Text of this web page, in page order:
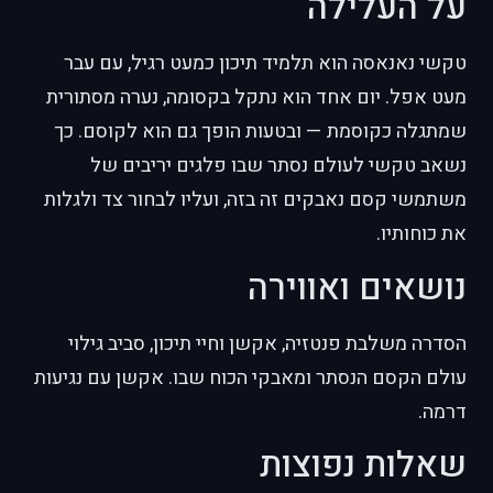
טקשי נאנאסה הוא תלמיד תיכון כמעט רגיל, עם עבר
מעט אפל. יום אחד הוא נתקל בקסומה, נערה מסתורית
שמתגלה כקוסמת — ובטעות הופך גם הוא לקוסם. כך
נשאב טקשי לעולם נסתר שבו פלגים יריבים של
משתמשי קסם נאבקים זה בזה, ועליו לבחור צד ולגלות
את כוחותיו.
נושאים ואווירה
הסדרה משלבת פנטזיה, אקשן וחיי תיכון, סביב גילוי
עולם הקסם הנסתר ומאבקי הכוח שבו. אקשן עם נגיעות
דרמה.
שאלות נפוצות